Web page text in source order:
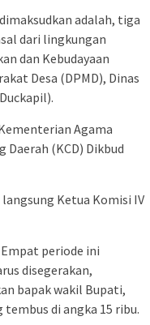
adalah, tiga
dari lingkungan
dan Kebudayaan
Desa (DPMD), Dinas
Agama
Daerah (KCD) Dikbud
Ketua Komisi IV
periode ini
disegerakan,
bapak wakil Bupati,
di angka 15 ribu.